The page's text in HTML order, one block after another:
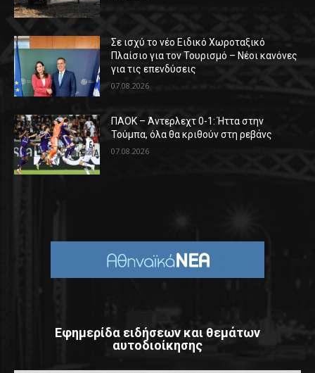
Σε ισχύ το νέο Ειδικό Χωροταξικό
Πλαίσιο για τον Τουρισμό – Νέοι κανόνες
για τις επενδύσεις
07.08.2026
ΠΑΟΚ – Άντερλεχτ 0-1: Ήττα στην
Τούμπα, όλα θα κριθούν στη ρεβάνς
07.08.2026
Εφημερίδα ειδήσεων και θεμάτων
αυτοδιοίκησης